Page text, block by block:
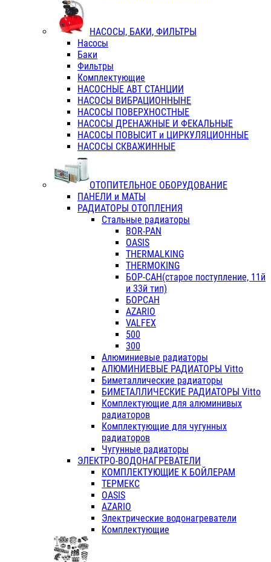
НАСОСЫ, БАКИ, ФИЛЬТРЫ
Насосы
Баки
Фильтры
Комплектующие
НАСОСНЫЕ АВТ СТАНЦИИ
НАСОСЫ ВИБРАЦИОННЫНЕ
НАСОСЫ ПОВЕРХНОСТНЫЕ
НАСОСЫ ДРЕНАЖНЫЕ И ФЕКАЛЬНЫЕ
НАСОСЫ ПОВЫСИТ и ЦИРКУЛЯЦИОННЫЕ
НАСОСЫ СКВАЖИННЫЕ
ОТОПИТЕЛЬНОЕ ОБОРУДОВАНИЕ
ПАНЕЛИ и МАТЫ
РАДИАТОРЫ ОТОПЛЕНИЯ
Стальные радиаторы
BOR-PAN
OASIS
THERMALKING
THERMOKING
БОР-САН(старое поступление, 11й
и 33й тип)
БОРСАН
AZARIO
VALFEX
500
300
Алюминиевые радиаторы
АЛЮМИНИЕВЫЕ РАДИАТОРЫ Vitto
Биметаллические радиаторы
БИМЕТАЛЛИЧЕСКИЕ РАДИАТОРЫ Vitto
Комплектующие для алюминивых
радиаторов
Комплектующие для чугунных
радиаторов
Чугунные радиаторы
ЭЛЕКТРО-ВОДОНАГРЕВАТЕЛИ
КОМПЛЕКТУЮЩИЕ К БОЙЛЕРАМ
ТЕРМЕКС
OASIS
AZARIO
Электрические водонагреватели
Комплектующие